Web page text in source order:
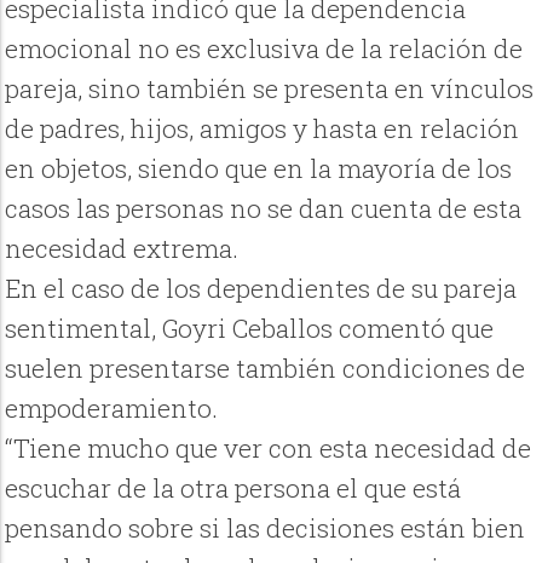
especialista indicó que la dependencia
emocional no es exclusiva de la relación de
pareja, sino también se presenta en vínculos
de padres, hijos, amigos y hasta en relación
en objetos, siendo que en la mayoría de los
casos las personas no se dan cuenta de esta
necesidad extrema.
En el caso de los dependientes de su pareja
sentimental, Goyri Ceballos comentó que
suelen presentarse también condiciones de
empoderamiento.
“Tiene mucho que ver con esta necesidad de
escuchar de la otra persona el que está
pensando sobre si las decisiones están bien